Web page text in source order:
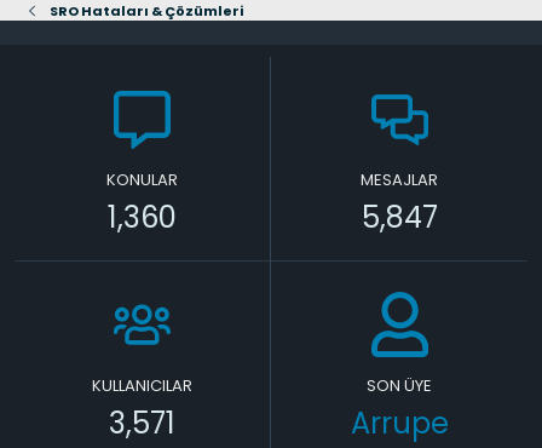
SRO Hataları & Çözümleri
KONULAR
1,360
MESAJLAR
5,847
KULLANICILAR
3,571
SON ÜYE
Arrupe